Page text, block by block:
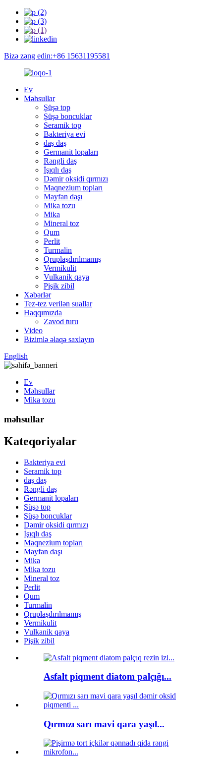
Bizə zəng edin:+86 15631195581
Ev
Məhsullar
Şüşə top
Şüşə boncuklar
Seramik top
Bakteriya evi
daş daş
Germanit lopaları
Rəngli daş
İşıqlı daş
Dəmir oksidi qırmızı
Maqnezium topları
Mayfan daşı
Mika tozu
Mika
Mineral toz
Qum
Perlit
Turmalin
Qruplaşdırılmamış
Vermikulit
Vulkanik qaya
Pişik zibil
Xəbərlər
Tez-tez verilən suallar
Haqqımızda
Zavod turu
Video
Bizimlə əlaqə saxlayın
English
Ev
Məhsullar
Mika tozu
məhsullar
Kateqoriyalar
Bakteriya evi
Seramik top
daş daş
Rəngli daş
Germanit lopaları
Şüşə top
Şüşə boncuklar
Dəmir oksidi qırmızı
İşıqlı daş
Maqnezium topları
Mayfan daşı
Mika
Mika tozu
Mineral toz
Perlit
Qum
Turmalin
Qruplaşdırılmamış
Vermikulit
Vulkanik qaya
Pişik zibil
Asfalt piqment diatom palçığı...
Qırmızı sarı mavi qara yaşıl...